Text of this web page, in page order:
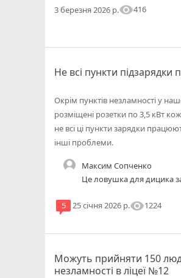
3 березня 2026 р.visibility416
Не всі пункти
Окрім пунктів незламності у
розміщені розетки по 3,5 кВт
не всі ці пункти зарядки
інші проблеми.
Максим Сопченко
Це ловушка для дицика
5 25 січня 2026 р.visibility1224
Можуть прийняти 150
незламності в ліцеї №12